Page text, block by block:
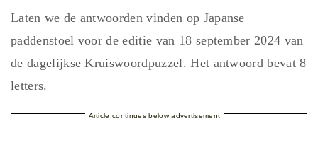
Laten we de antwoorden vinden op Japanse
paddenstoel voor de editie van 18 september 2024 van
de dagelijkse Kruiswoordpuzzel. Het antwoord bevat 8
letters.
Article continues below advertisement